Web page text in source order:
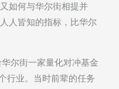
如何与华尔街相提并
人皆知的指标，比华尔
尔街一家量化对冲基金
行业。当时前辈的任务